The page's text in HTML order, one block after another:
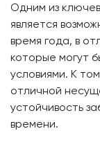
Одним из
является
время года, в
которые могут
условиями. К
отличной
устойчивость
времени.